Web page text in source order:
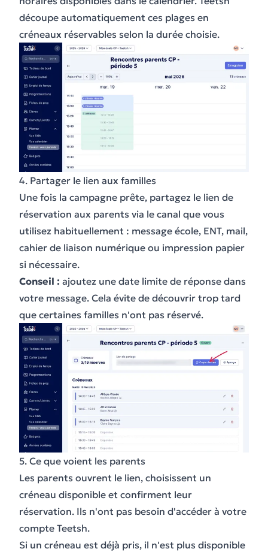
découpe automatiquement ces plages en
créneaux réservables selon la durée choisie.
4. Partager le lien aux familles
Une fois la campagne prête, partagez le lien de
réservation aux parents via le canal que vous
utilisez habituellement : message école, ENT, mail,
cahier de liaison numérique ou impression papier
si nécessaire.
Conseil : ajoutez une date limite de réponse dans
votre message. Cela évite de découvrir trop tard
que certaines familles n'ont pas réservé.
5. Ce que voient les parents
Les parents ouvrent le lien, choisissent un
créneau disponible et confirment leur
réservation. Ils n'ont pas besoin d'accéder à votre
compte Teetsh.
Si un créneau est déjà pris, il n'est plus disponible